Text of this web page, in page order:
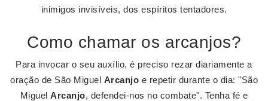
inimigos invisíveis, dos espíritos tentadores.
Como chamar os arcanjos?
Para invocar o seu auxílio, é preciso rezar diariamente a
oração de São Miguel Arcanjo e repetir durante o dia: "São
Miguel Arcanjo, defendei-nos no combate". Tenha fé e